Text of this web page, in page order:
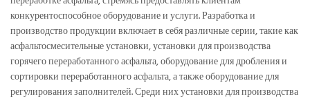
конкурентоспособное оборудование и услуги. Разработка и
производство продукции включает в себя различные серии, такие как
асфальтосмесительные установки, установки для производства
горячего переработанного асфальта, оборудование для дробления и
сортировки переработанного асфальта, а также оборудование для
регулирования заполнителей. Среди них установки для производства